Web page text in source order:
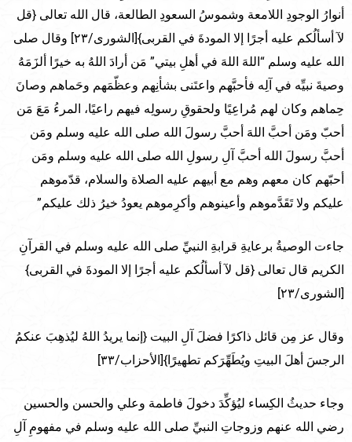
أنوارُ الوجودِ اللامعة وشموسُ السعودِ الطالعة، قال الله تعالى {قل
لآ أسألُكم عليه أجرًا إلا المودةَ في القربى}[الشورى/٢٣] وقال صلى
الله عليه وسلم “اللهَ اللهَ في أهلِ بيتي” مَن أرادَ اللهُ به خيرًا ألزَمَهُ
وصيةَ نبيِّه في آلِه فأحبَّهم واعتَنى بشأنِهم وعظّمَهم وحَماهم وصانَ
حِماهم وكان لهم مُراعِيًا ولحقوقِ رسولِه فيهم راعيًا، المرءُ مَعَ مَن
أحبّ ومَن أحبَّ اللهَ أحبَّ رسولَ الله صلى الله عليه وسلم ومَن
أحبَّ رسولَ الله أحبَّ آلِ رسولِ الله صلى الله عليه وسلم ومَن
أحبّهم كان معهم وهم مع أبيهم عليه الصلاة والسلام، قدّموهم
عليكم ولا تَقَدَّموهم وأعينوهم وأكرِموهم يعودُ خيرُ ذلك عليكم”
جاءت الوصيةُ برعايةِ قرابةِ النبيِّ صلى الله عليه وسلم في القرآنِ
الكريم قال تعالى {قل لآ أسألُكم عليه أجرًا إلا المودةَ في القربى}
[الشورى/٢٣]
وقال عز مِن قائل ذاكرًا فضلَ آلِ البيت {إنما يريدُ اللهُ ليُذهِبَ عنكمُ
الرجسَ أهلَ البيتِ ويُطَهِّرَكم تطهيرًا}[الأحزاب/٣٣]
وجاء حديثُ الكِساء ليُؤكِّدَ دخولَ فاطمة وعلي والحسن والحسين
رضي الله عنهم وزوجاتِ النبيِّ صلى الله عليه وسلم في مفهومِ آلِ